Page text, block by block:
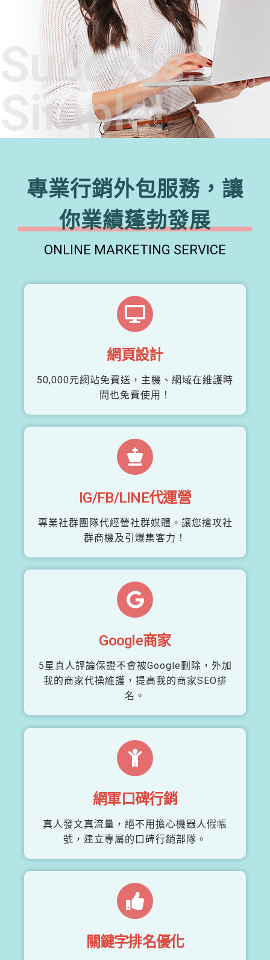
Success,
Simple!
專業行銷外包服務，讓
你業績蓬勃發展
ONLINE MARKETING SERVICE
網頁設計
50,000元網站免費送，主機、網域在維護時
間也免費使用！
IG/FB/LINE代運營
專業社群團隊代經營社群媒體。讓您搶攻社
群商機及引爆集客力！
Google商家
5星真人評論保證不會被Google刪除，外加
我的商家代操維護，提高我的商家SEO排
名。
網軍口碑行銷
真人發文真流量，絕不用擔心機器人假帳
號，建立專屬的口碑行銷部隊。
關鍵字排名優化